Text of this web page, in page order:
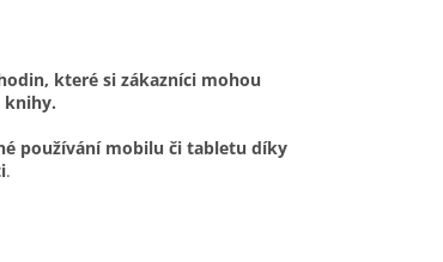
které si zákazníci mohou
používání mobilu či tabletu díky
.